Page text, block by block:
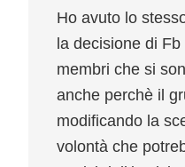
Ho avuto lo
la decisione di
membri che si
anche perchè il
modificando la
volontà che